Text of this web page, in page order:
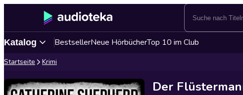
Katalog BestsellerNeue HörbücherTop 10 im Club
Startseite Krimi
Der